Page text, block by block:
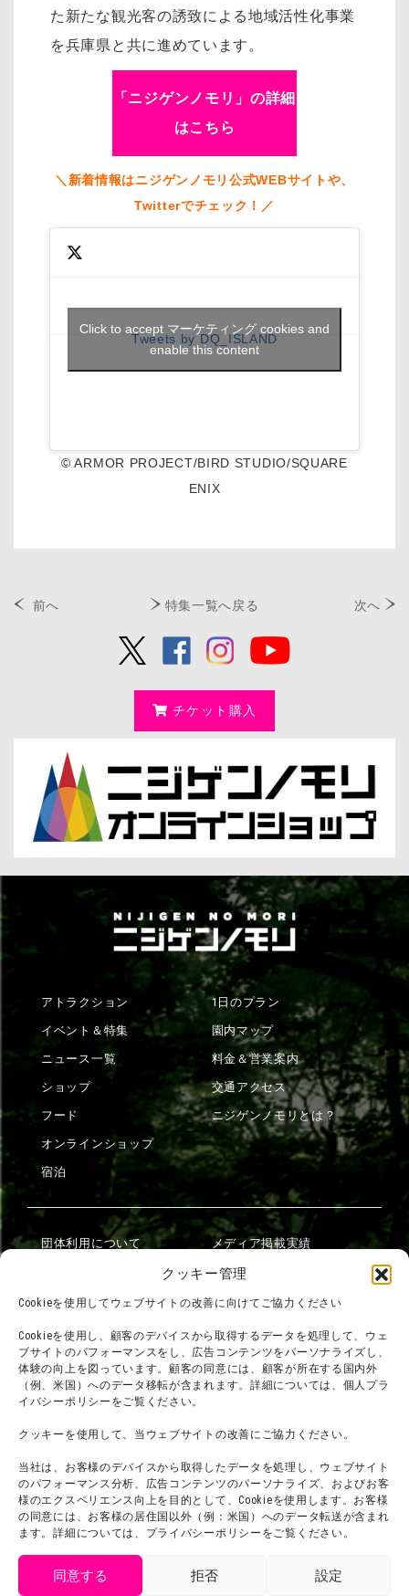
クッキー管理
Cookieを使用してウェブサイトの改善に向けてご協力ください
Cookieを使用し、顧客のデバイスから取得するデータを処理して、ウェ
ブサイトのパフォーマンスをし、広告コンテンツをパーソナライズし、
体験の向上を図っています。顧客の同意には、顧客が所在する国内外
（例、米国）へのデータ移転が含まれます。詳細については、個人プラ
イバシーポリシーをご覧ください。
クッキーを使用して、当ウェブサイトの改善にご協力ください。
当社は、お客様のデバイスから取得したデータを処理し、ウェブサイト
のパフォーマンス分析、広告コンテンツのパーソナライズ、およびお客
様のエクスペリエンス向上を目的として、Cookieを使用します。お客様
の同意には、お客様の居住国以外（例：米国）へのデータ転送が含まれ
ます。詳細については、プライバシーポリシーをご覧ください。
同意する 拒否 設定
た新たな観光客の誘致による地域活性化事業
を兵庫県と共に進めています。
「ニジゲンノモリ」の詳細
はこちら
＼新着情報はニジゲンノモリ公式WEBサイトや、
Twitterでチェック！／
Tweets by DQ_ISLAND
Click to accept マーケティング cookies and
enable this content
© ARMOR PROJECT/BIRD STUDIO/SQUARE
ENIX
前へ 特集一覧へ戻る 次へ
チケット購入
アトラクション
イベント＆特集
ニュース一覧
ショップ
フード
オンラインショップ
宿泊
1日のプラン
園内マップ
料金＆営業案内
交通アクセス
ニジゲンノモリとは？
団体利用について
チームビルディング計画
よくある質問・
利用規約
プライバシーポリシー
プレスリリース
メディア掲載実績
SNS
法令に基づく表記
会社概要
スタッフ募集